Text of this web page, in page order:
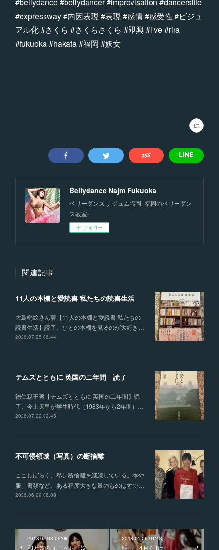
#bellydance #bellydancer #improvisation #dancerslife
#expressway #内因表現 #表現 #感情 #感受性 #ビジュ
アル化 #さくら #さくらさくら #即興 #live #rira
#fukuoka #hakata #福岡 #妖女
Bellydance Najm Fukuoka
ベリーダンス ナジュム福岡 -福岡のベリーダン
ス教室-
フォロー
関連記事
11人の本棚と愛読書 私たちの読書生活
大島梢絵さん著【11人の本棚と愛読書 私たちの
読書生活】読了。ひとの本棚を見るのが大好き…
2026.07.25 06:44
テムズとともに 英国の二年間 読了
徳仁親王著【テムズとともに 英国の二年間】読
了。今上天皇が学生時代（1983年から2年間）…
2026.07.22 02:45
不可侵領域（写真）の断捨離
ここしばらく、私は断捨離を継続している。本や
服、書類など、ある程度大きな量のものはすで…
2026.06.29 08:08
2018.05.03 05:06
和と妖のユニット『妖
2018.04.06 04:43
明日、4月7日は